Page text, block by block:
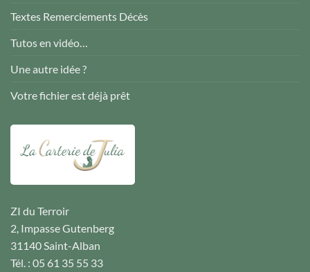
Textes Remerciements Décès
Tutos en vidéo…
Une autre idée ?
Votre fichier est déjà prêt
ZI du Terroir
2, Impasse Gutenberg
31140 Saint-Alban
Tél. : 05 61 35 55 33